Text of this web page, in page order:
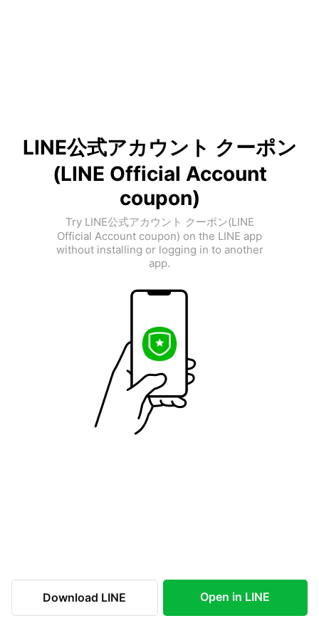
LINE公式アカウント クーポン
(LINE Official Account
coupon)
Try LINE公式アカウント クーポン(LINE
Official Account coupon) on the LINE app
without installing or logging in to another
app.
Download LINE Open in LINE